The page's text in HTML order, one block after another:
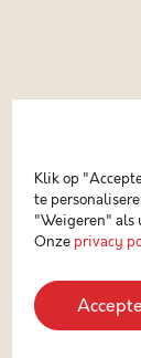
Klik op
te
"Weigeren" als
Onze privacy